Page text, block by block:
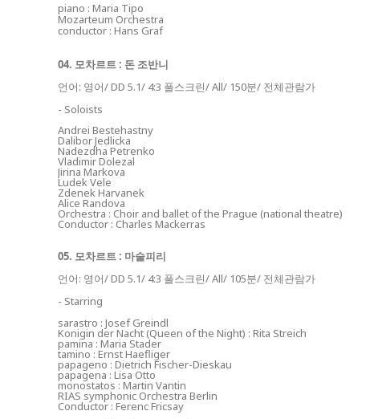
piano : Maria Tipo
Mozarteum Orchestra
conductor : Hans Graf
04. 모차르트 : 돈 조반니
언어: 영어/ DD 5.1/ 4:3 풀스크린/ All/ 150분/ 전체관람가
- Soloists
Andrei Bestehastny
Dalibor Jedlicka
Nadezdha Petrenko
Vladimir Dolezal
Jirina Markova
Ludek Vele
Zdenek Harvanek
Alice Randova
Orchestra : Choir and ballet of the Prague (national theatre)
Conductor : Charles Mackerras
05. 모차르트 : 마술피리
언어: 영어/ DD 5.1/ 4:3 풀스크린/ All/ 105분/ 전체관람가
- Starring
sarastro : Josef Greindl
Konigin der Nacht (Queen of the Night) : Rita Streich
pamina : Maria Stader
tamino : Ernst Haefliger
papageno : Dietrich Fischer-Dieskau
papagena : Lisa Otto
monostatos : Martin Vantin
RIAS symphonic Orchestra Berlin
Conductor : Ferenc Fricsay